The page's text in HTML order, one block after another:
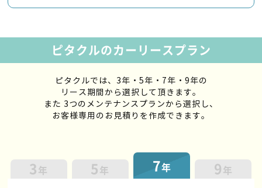
ピタクルのカーリースプラン
ピタクルでは、3年・5年・7年・9年の
リース期間から選択して頂きます。
また 3つのメンテナンスプランから選択し、
お客様専用のお見積りを作成できます。
3 年 5 年 7年 9 年